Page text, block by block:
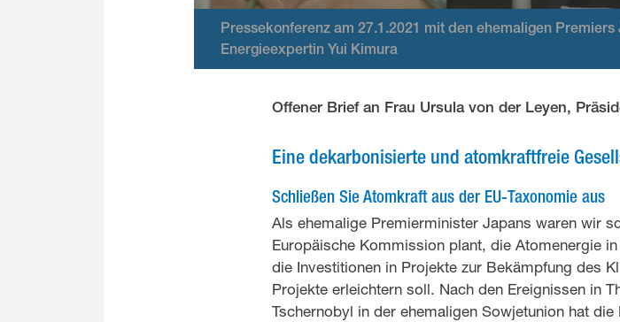
Pressekonferenz am 27.1.2021 mit den ehemaligen
Energieexpertin Yui Kimura
Offener Brief an Frau Ursula von der Leyen,
Eine dekarbonisierte und atomkraftfreie
Schließen Sie Atomkraft aus der EU-Taxonomie aus
Als ehemalige Premierminister Japans waren wir
Europäische Kommission plant, die Atomenergie
die Investitionen in Projekte zur Bekämpfung des
Projekte erleichtern soll. Nach den Ereignissen in
Tschernobyl in der ehemaligen Sowjetunion hat